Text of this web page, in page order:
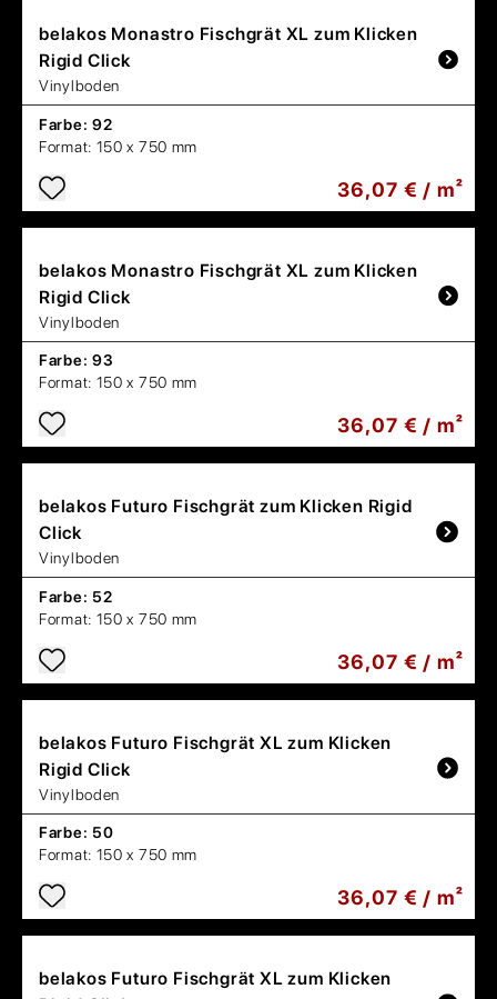
belakos Monastro Fischgrät XL zum Klicken
Rigid Click
Vinylboden
Farbe: 92
Format: 150 x 750 mm
36,07 € / m²
belakos Monastro Fischgrät XL zum Klicken
Rigid Click
Vinylboden
Farbe: 93
Format: 150 x 750 mm
36,07 € / m²
belakos Futuro Fischgrät zum Klicken Rigid
Click
Vinylboden
Farbe: 52
Format: 150 x 750 mm
36,07 € / m²
belakos Futuro Fischgrät XL zum Klicken
Rigid Click
Vinylboden
Farbe: 50
Format: 150 x 750 mm
36,07 € / m²
belakos Futuro Fischgrät XL zum Klicken